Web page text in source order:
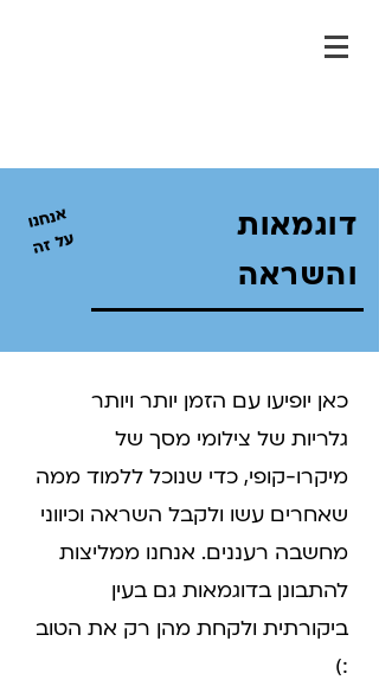
א
נח
נו
על זה
דוגמאות
והשראה
כאן יופיעו עם הזמן יותר ויותר
גלריות של צילומי מסך של
מיקרו-קופי, כדי שנוכל ללמוד ממה
שאחרים עשו ולקבל השראה וכיווני
מחשבה רעננים. אנחנו ממליצות
להתבונן בדוגמאות גם בעין
ביקורתית ולקחת מהן רק את הטוב
:)